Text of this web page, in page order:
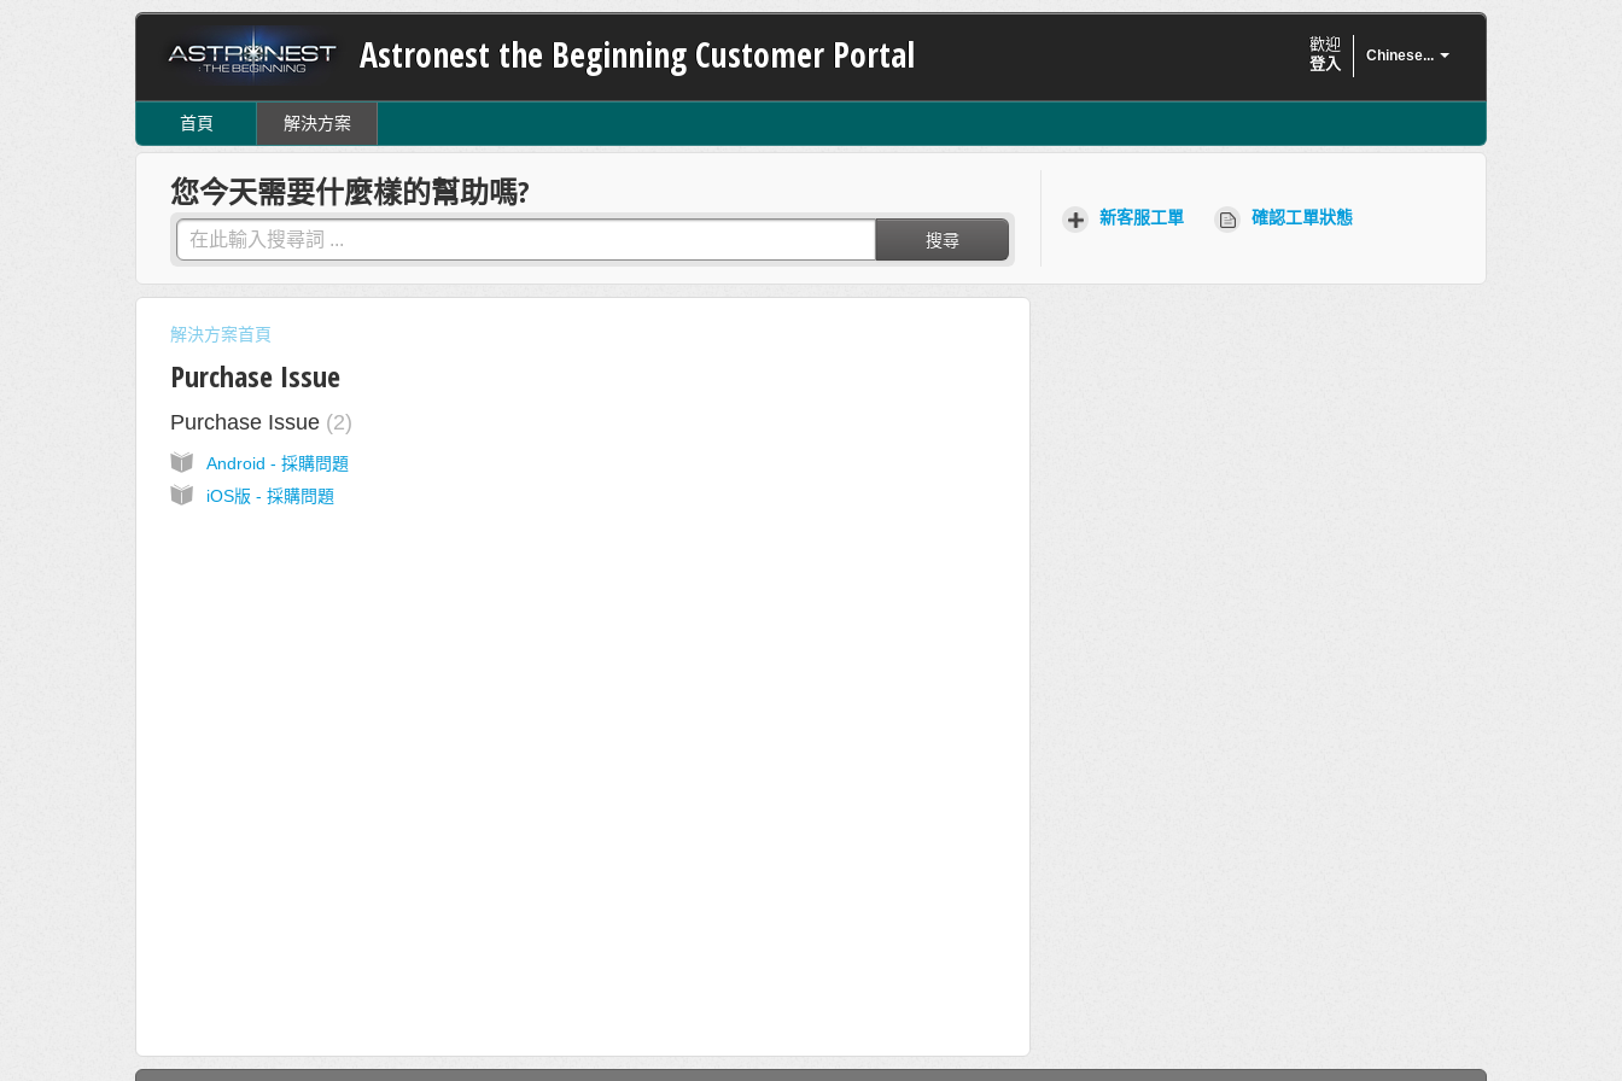
Astronest the Beginning Customer Portal Chinese...
歡迎
登入
首頁 解決方案
您今天需要什麼樣的幫助嗎?
搜尋
新客服工單 確認工單狀態
解決方案首頁
Purchase Issue
Purchase Issue 2
Android - 採購問題
iOS版 - 採購問題